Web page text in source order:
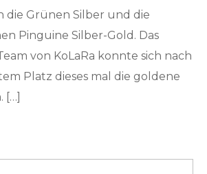
die Grünen Silber und die
Pinguine Silber-Gold. Das
von KoLaRa konnte sich nach
Platz dieses mal die goldene
[…]